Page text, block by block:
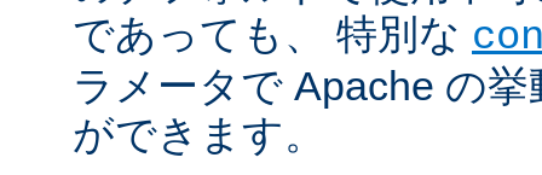
であっても、 特別な
ラメータで Apache の
ができます。